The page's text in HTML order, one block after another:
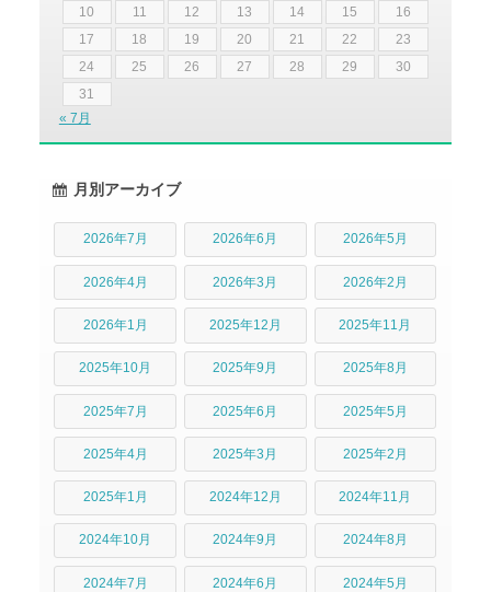
10
11 12 13 14 15
16
17
18 19 20 21 22
23
24
25 26 27 28 29
30
31
« 7月
月別アーカイブ
2026年7月 2026年6月 2026年5月
2026年4月 2026年3月 2026年2月
2026年1月 2025年12月 2025年11月
2025年10月 2025年9月 2025年8月
2025年7月 2025年6月 2025年5月
2025年4月 2025年3月 2025年2月
2025年1月 2024年12月 2024年11月
2024年10月 2024年9月 2024年8月
2024年7月 2024年6月 2024年5月